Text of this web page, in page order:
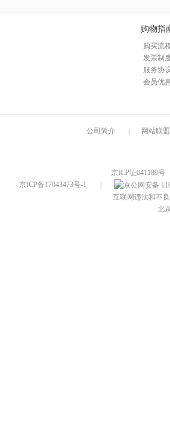
购物指
购买流
发票制
服务协
会员优
公司简介 网站联盟
京ICP证041189号
京ICP备17043473号-1
互联网违法和不
北